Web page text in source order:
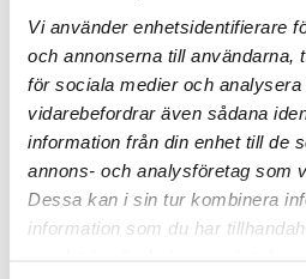
Vi använder enhetsidentifierare
och annonserna till användarna,
för sociala medier och
vidarebefordrar även sådana
information från din enhet till de
annons- och analysföretag som
Dessa kan i sin tur kombinera
information som du har
KS TOOLS